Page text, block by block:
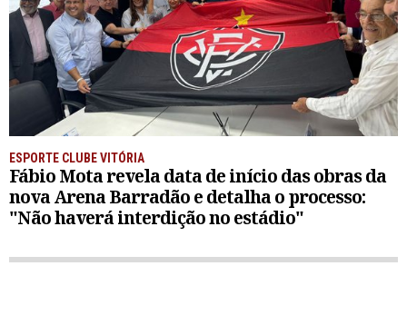
ESPORTE CLUBE VITÓRIA
Fábio Mota revela data de início das obras da
nova Arena Barradão e detalha o processo:
"Não haverá interdição no estádio"